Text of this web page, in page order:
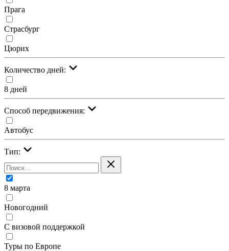
Прага
Страсбург
Цюрих
Количество дней:
8 дней
Cпособ передвижения:
Автобус
Тип:
8 марта
Новогодний
С визовой поддержкой
Туры по Европе